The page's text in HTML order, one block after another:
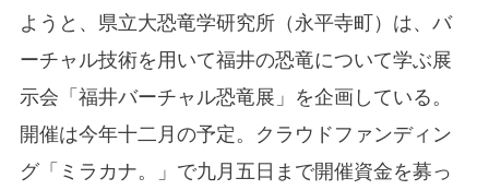
ようと、県立大恐竜学研究所（永平寺町）は、バ
ーチャル技術を用いて福井の恐竜について学ぶ展
示会「福井バーチャル恐竜展」を企画している。
開催は今年十二月の予定。クラウドファンディン
グ「ミラカナ。」で九月五日まで開催資金を募っ